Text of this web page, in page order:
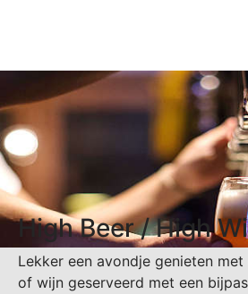
High Beer / High
Lekker een avondje genieten
of wijn geserveerd met een